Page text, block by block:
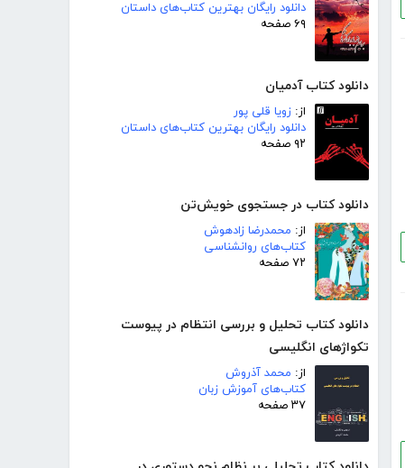
دانلود رایگان بهترین کتاب‌های داستان
۶۹ صفحه
دانلود کتاب آدمیان
از: زویا قلی پور
دانلود رایگان بهترین کتاب‌های داستان
۹۲ صفحه
دانلود کتاب در جستجوی خویش‌تن
از: محمدرضا زادهوش
کتاب‌های روانشناسی
۷۲ صفحه
دانلود کتاب تحلیل و بررسی انتظام در پیوست
تکواژهای انگلیسی
از: محمد آذروش
کتاب‌های آموزش زبان
۳۷ صفحه